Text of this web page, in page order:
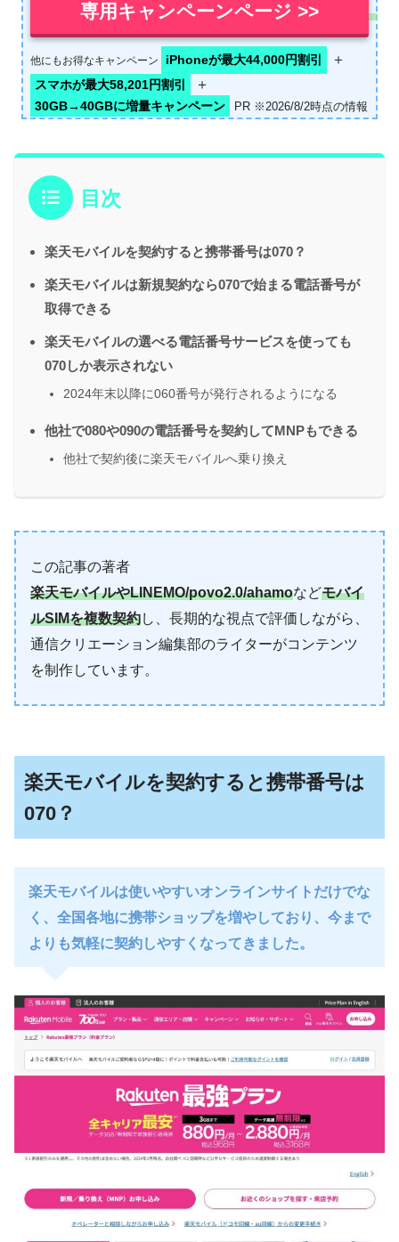
専用キャンペーンページ >>
他にもお得なキャンペーン iPhoneが最大44,000円割引 ＋
スマホが最大58,201円割引 ＋
30GB→40GBに増量キャンペーン PR ※2026/8/2時点の情報
目次
楽天モバイルを契約すると携帯番号は070？
楽天モバイルは新規契約なら070で始まる電話番号が
取得できる
楽天モバイルの選べる電話番号サービスを使っても
070しか表示されない
2024年末以降に060番号が発行されるようになる
他社で080や090の電話番号を契約してMNPもできる
他社で契約後に楽天モバイルへ乗り換え
この記事の著者
楽天モバイルやLINEMO/povo2.0/ahamoなどモバイ
ルSIMを複数契約し、長期的な視点で評価しながら、
通信クリエーション編集部のライターがコンテンツ
を制作しています。
楽天モバイルを契約すると携帯番号は
070？
楽天モバイルは使いやすいオンラインサイトだけでな
く、全国各地に携帯ショップを増やしており、今まで
よりも気軽に契約しやすくなってきました。